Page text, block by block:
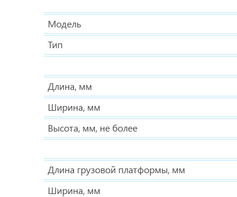
Модель
Тип
Длина, мм
Ширина, мм
Высота, мм, не более
Длина грузовой платформы, мм
Ширина, мм